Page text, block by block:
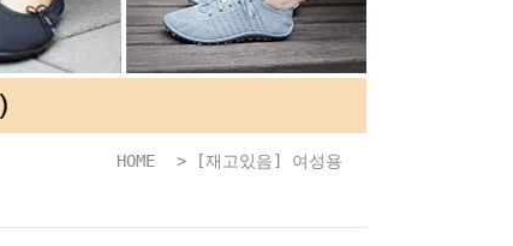
HOME > [재고있음] 여성용